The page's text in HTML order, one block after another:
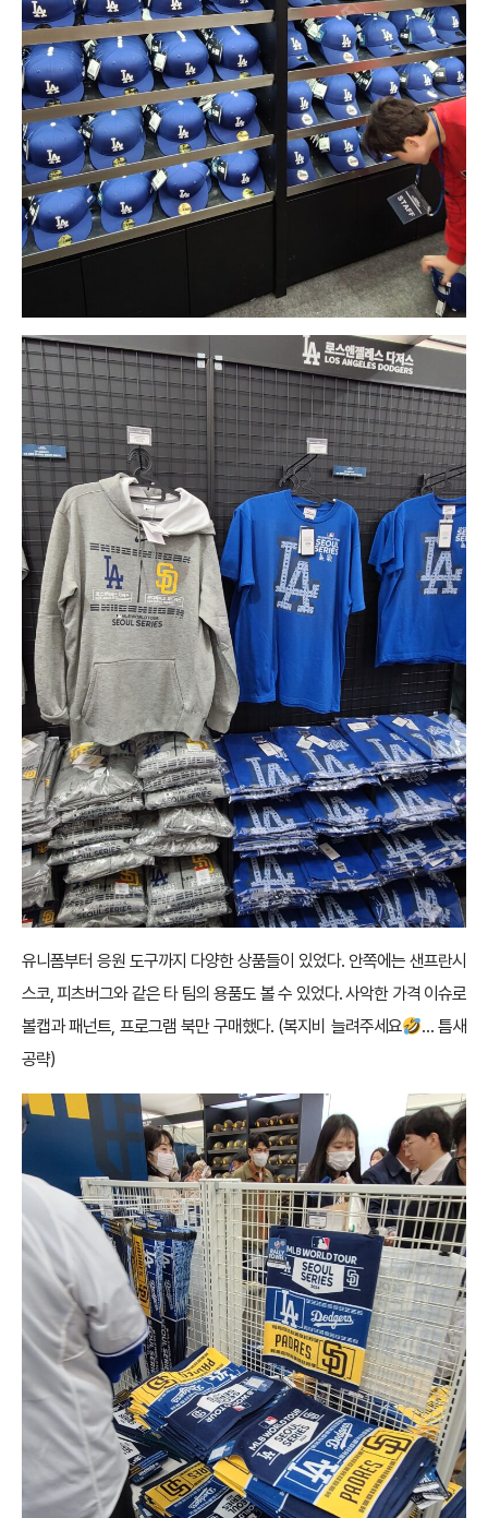
유니폼부터 응원 도구까지 다양한 상품들이 있었다. 안쪽에는 샌프란시
스코, 피츠버그와 같은 타 팀의 용품도 볼 수 있었다. 사악한 가격 이슈로
볼캡과 패넌트, 프로그램 북만 구매했다. (복지비 늘려주세요
… 틈새
공략)